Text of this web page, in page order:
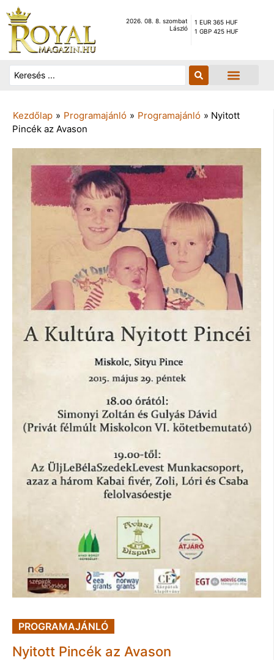
2026. 08. 8. szombat
László
1 EUR 365 HUF
1 GBP 425 HUF
Kezdőlap » Programajánló » Programajánló » Nyitott
Pincék az Avason
PROGRAMAJÁNLÓ
Nyitott Pincék az Avason